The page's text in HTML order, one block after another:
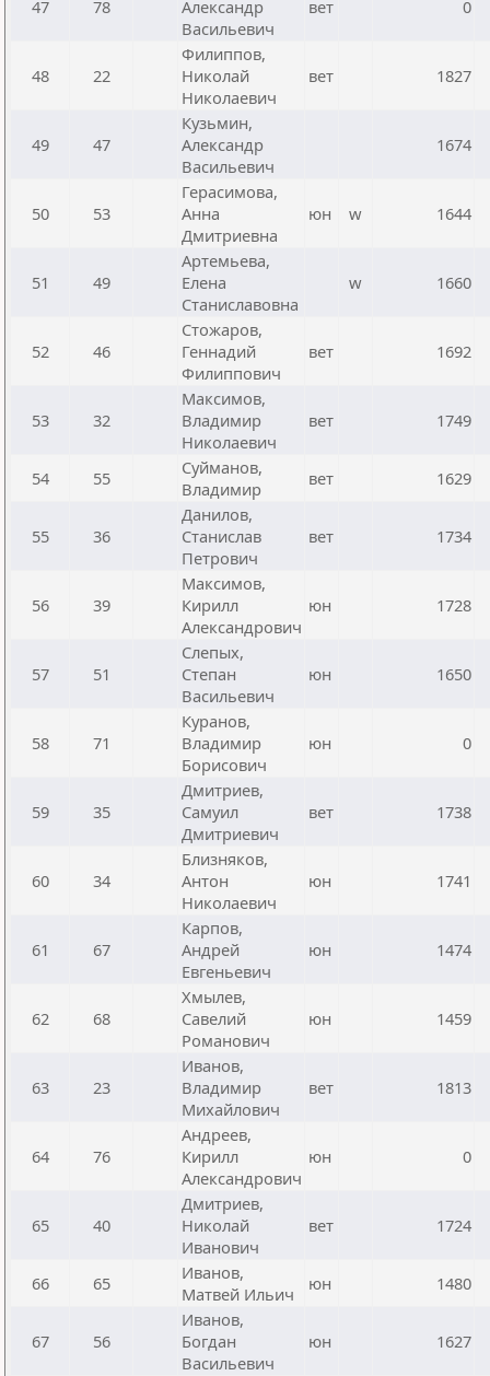
47 78
Александр
Васильевич
вет 0
48 22
Филиппов,
Николай
Николаевич
вет 1827
49 47
Кузьмин,
Александр
Васильевич
1674
50 53
Герасимова,
Анна
Дмитриевна
юн w 1644
51 49
Артемьева,
Елена
Станиславовна
w 1660
52 46
Стожаров,
Геннадий
Филиппович
вет 1692
53 32
Максимов,
Владимир
Николаевич
вет 1749
54 55
Суйманов,
Владимир
вет 1629
55 36
Данилов,
Станислав
Петрович
вет 1734
56 39
Максимов,
Кирилл
Александрович
юн 1728
57 51
Слепых,
Степан
Васильевич
юн 1650
58 71
Куранов,
Владимир
Борисович
юн 0
59 35
Дмитриев,
Самуил
Дмитриевич
вет 1738
60 34
Близняков,
Антон
Николаевич
юн 1741
61 67
Карпов,
Андрей
Евгеньевич
юн 1474
62 68
Хмылев,
Савелий
Романович
юн 1459
63 23
Иванов,
Владимир
Михайлович
вет 1813
64 76
Андреев,
Кирилл
Александрович
юн 0
65 40
Дмитриев,
Николай
Иванович
вет 1724
66 65
Иванов,
Матвей Ильич
юн 1480
67 56
Иванов,
Богдан
Васильевич
юн 1627